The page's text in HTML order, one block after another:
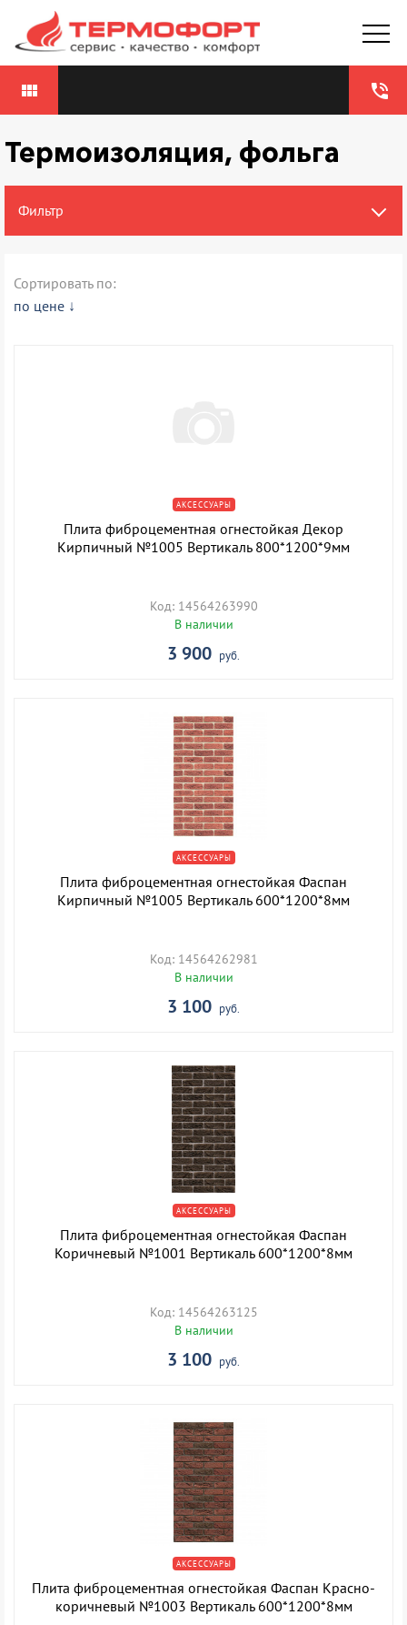
phone_in_talk
view_module
Термоизоляция, фольга
Фильтр
Сортировать по:
по цене
АКСЕССУАРЫ
Плита фиброцементная огнестойкая Декор
Кирпичный №1005 Вертикаль 800*1200*9мм
Код: 14564263990
В наличии
3 900 руб.
АКСЕССУАРЫ
Плита фиброцементная огнестойкая Фаспан
Кирпичный №1005 Вертикаль 600*1200*8мм
Код: 14564262981
В наличии
3 100 руб.
АКСЕССУАРЫ
Плита фиброцементная огнестойкая Фаспан
Коричневый №1001 Вертикаль 600*1200*8мм
Код: 14564263125
В наличии
3 100 руб.
АКСЕССУАРЫ
Плита фиброцементная огнестойкая Фаспан Красно-
коричневый №1003 Вертикаль 600*1200*8мм